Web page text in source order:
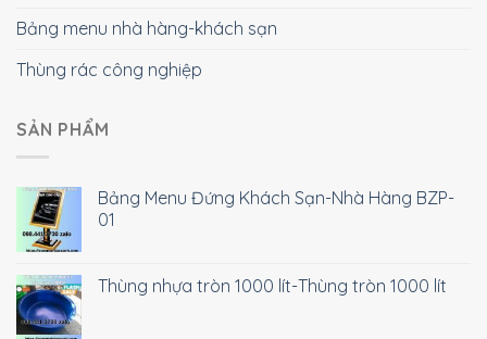
Bảng menu nhà hàng-khách sạn
Thùng rác công nghiệp
SẢN PHẨM
Bảng Menu Đứng Khách Sạn-Nhà Hàng BZP-
01
Thùng nhựa tròn 1000 lít-Thùng tròn 1000 lít